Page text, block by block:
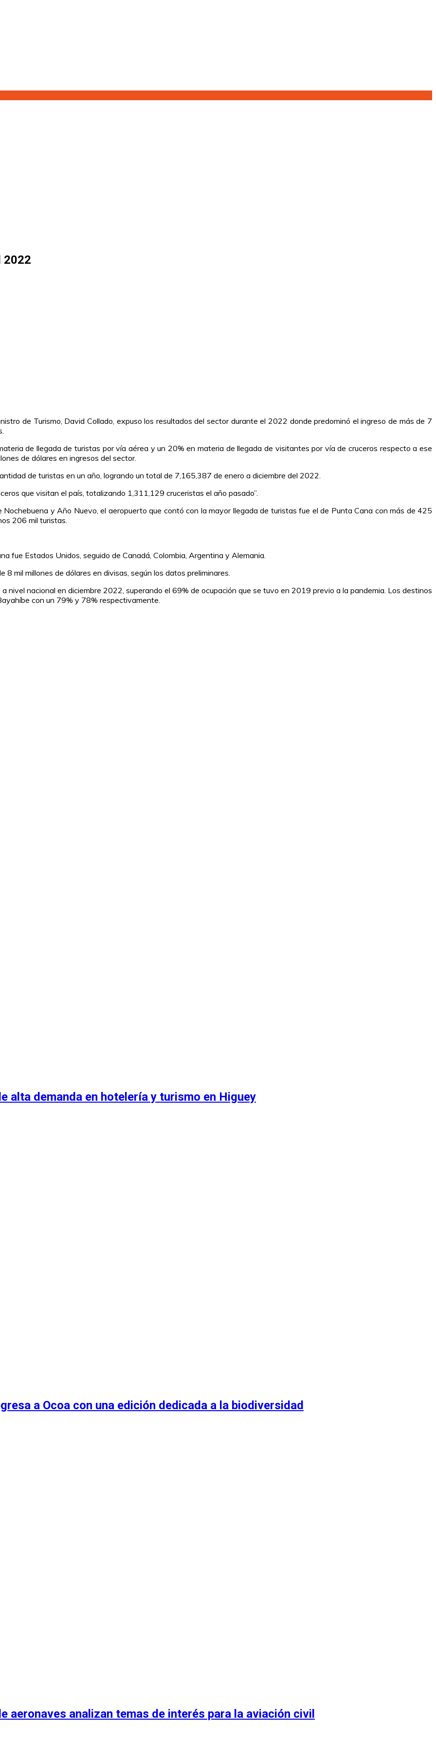
2022
de Turismo, David Collado, expuso los resultados del sector durante el 2022 donde predominó el ingreso de más de 7
de llegada de turistas por vía aérea y un 20% en materia de llegada de visitantes por vía de cruceros respecto a ese
de dólares en ingresos del sector.
de turistas en un año, logrando un total de 7,165,387 de enero a diciembre del 2022.
que visitan el país, totalizando 1,311,129 cruceristas el año pasado”.
y Año Nuevo, el aeropuerto que contó con la mayor llegada de turistas fue el de Punta Cana con más de 425
206 mil turistas.
fue Estados Unidos, seguido de Canadá, Colombia, Argentina y Alemania.
mil millones de dólares en divisas, según los datos preliminares.
nivel nacional en diciembre 2022, superando el 69% de ocupación que se tuvo en 2019 previo a la pandemia. Los destinos
con un 79% y 78% respectivamente.
alta demanda en hotelería y turismo en Higuey
a Ocoa con una edición dedicada a la biodiversidad
aeronaves analizan temas de interés para la aviación civil